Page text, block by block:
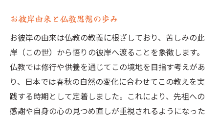
お彼岸由来と仏教思想の歩み
お彼岸の由来は仏教の教義に根ざしており、苦しみの此
岸（この世）から悟りの彼岸へ渡ることを象徴します。
仏教では修行や供養を通じてこの境地を目指す考えがあ
り、日本では春秋の自然の変化に合わせてこの教えを実
践する時期として定着しました。これにより、先祖への
感謝や自身の心の見つめ直しが重視されるようになった